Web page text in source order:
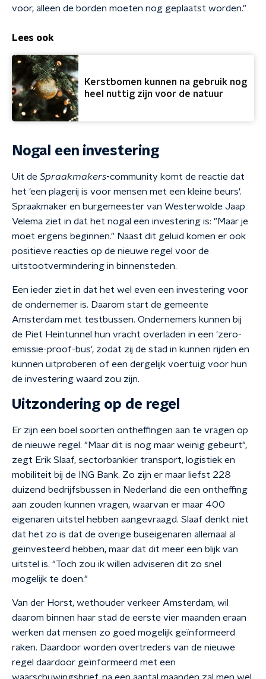
voor, alleen de borden moeten nog geplaatst worden."
Lees ook
Kerstbomen kunnen na gebruik nog
heel nuttig zijn voor de natuur
Nogal een investering
Uit de Spraakmakers-community komt de reactie dat
het 'een plagerij is voor mensen met een kleine beurs'.
Spraakmaker en burgemeester van Westerwolde Jaap
Velema ziet in dat het nogal een investering is: "Maar je
moet ergens beginnen." Naast dit geluid komen er ook
positieve reacties op de nieuwe regel voor de
uitstootvermindering in binnensteden.
Een ieder ziet in dat het wel even een investering voor
de ondernemer is. Daarom start de gemeente
Amsterdam met testbussen. Ondernemers kunnen bij
de Piet Heintunnel hun vracht overladen in een 'zero-
emissie-proof-bus', zodat zij de stad in kunnen rijden en
kunnen uitproberen of een dergelijk voertuig voor hun
de investering waard zou zijn.
Uitzondering op de regel
Er zijn een boel soorten ontheffingen aan te vragen op
de nieuwe regel. "Maar dit is nog maar weinig gebeurt",
zegt Erik Slaaf, sectorbankier transport, logistiek en
mobiliteit bij de ING Bank. Zo zijn er maar liefst 228
duizend bedrijfsbussen in Nederland die een ontheffing
aan zouden kunnen vragen, waarvan er maar 400
eigenaren uitstel hebben aangevraagd. Slaaf denkt niet
dat het zo is dat de overige buseigenaren allemaal al
geïnvesteerd hebben, maar dat dit meer een blijk van
uitstel is. "Toch zou ik willen adviseren dit zo snel
mogelijk te doen."
Van der Horst, wethouder verkeer Amsterdam, wil
daarom binnen haar stad de eerste vier maanden eraan
werken dat mensen zo goed mogelijk geïnformeerd
raken. Daardoor worden overtreders van de nieuwe
regel daardoor geïnformeerd met een